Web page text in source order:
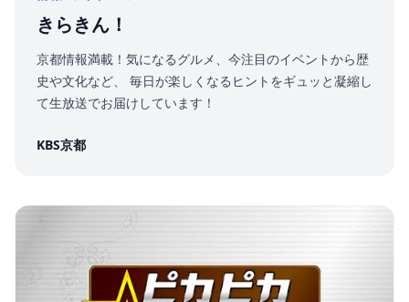
きらきん！
京都情報満載！気になるグルメ、今注目のイベントから歴
史や文化など、 毎日が楽しくなるヒントをギュッと凝縮し
て生放送でお届けしています！
KBS京都